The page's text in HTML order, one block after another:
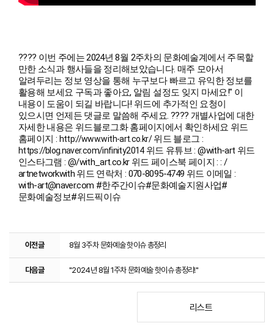
???? 이번 주에는 2024년 8월 2주차의 문화예술계에서 주목할
만한 소식과 행사들을 정리해보았습니다. 매주 모아서
알려두리는 정보 영상을 통해 누구보다 빠르고 유익한 정보를
활용해 보세요 구독과 좋아요, 알림 설정도 잊지 마세요!" 이
내용이 도움이 되길 바랍니다! 위드에 추가적인 요청이
있으시면 언제든 댓글로 말씀해 주세요. ???? 개별사업에 대한
자세한 내용은 위드블로그화 홈페이지에서 확인하세요 위드
홈페이지 : http://www.with-art.co.kr/위드 블로그 :
https://blog.naver.com/infinity2014위드 유튜브 : @with-art 위드
인스타그램 : @/with_art.co.kr 위드 페이스북 페이지 : : /
artnetworkwith 위드 연락처 : 070-8095-4749 위드 이메일 :
with-art@naver.com #한주간이슈#문화예술지원사업#
문화예술정보#위드픽이슈
이전글 8월 3주차 문화예술 핫이슈 총정리
다음글 "2024년 8월 1주차 문화예술 핫이슈 총정리!"
리스트